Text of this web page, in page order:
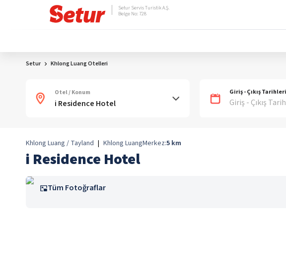
Setur Servis Turistik A.Ş.
Belge No: 728
Setur Khlong Luang Otelleri
Otel / Konum Giriş - Çıkış Tarihleri
Giriş - Çıkış
Khlong Luang / Tayland | Khlong LuangMerkez:5 km
i Residence Hotel
Tüm Fotoğraflar